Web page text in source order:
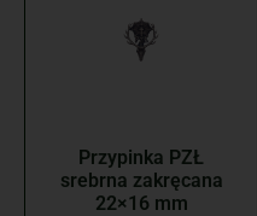
Przypinka PZŁ
srebrna zakręcana
22×16 mm